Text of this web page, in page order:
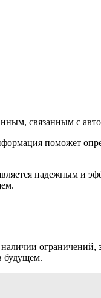
связанным с
поможет
надежным и
ограничений,
будущем.